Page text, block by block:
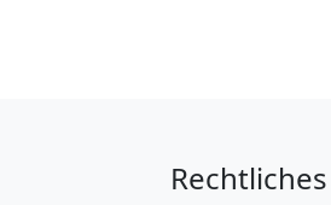
Rechtliches